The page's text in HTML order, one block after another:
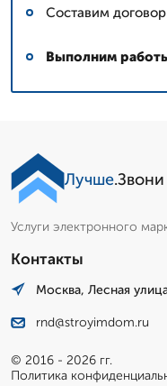
Составим договор
Выполним
Лучше.Звони
Услуги электронного
Контакты
Москва, Лесная
rnd@stroyimdom.ru
© 2016 - 2026 гг.
Политика